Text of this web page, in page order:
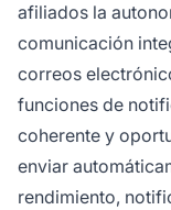
afiliados la
comunicación
correos
funciones de
coherente y
enviar
rendimiento,